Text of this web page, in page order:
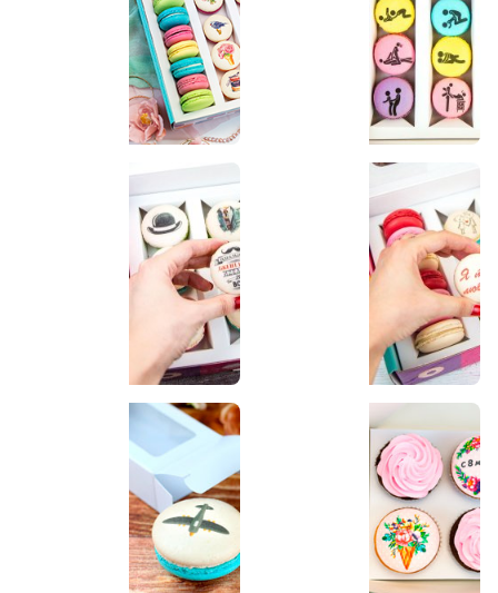
Наборы для любимых
Наборы для мужчин Наборы на 14 февраля